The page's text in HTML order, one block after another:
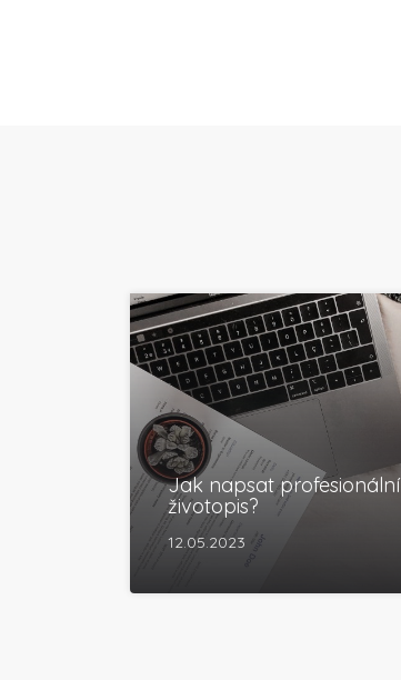
Jak napsat profesionální
životopis?
12.05.2023